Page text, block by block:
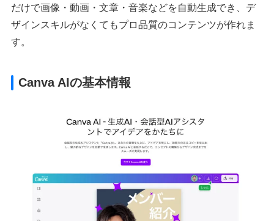
だけで画像・動画・文章・音楽などを自動生成でき、デ
ザインスキルがなくてもプロ品質のコンテンツが作れま
す。
Canva AIの基本情報